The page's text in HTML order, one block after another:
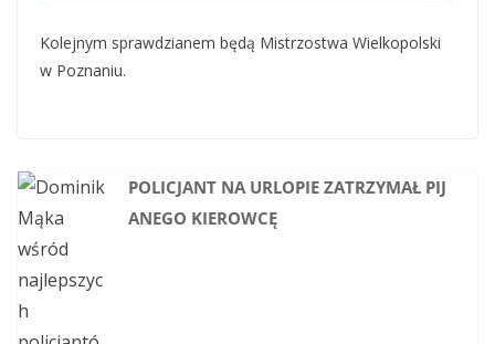
Kolejnym sprawdzianem będą Mistrzostwa Wielkopolski
w Poznaniu.
POLICJANT NA URLOPIE ZATRZYMAŁ PIJ
ANEGO KIEROWCĘ